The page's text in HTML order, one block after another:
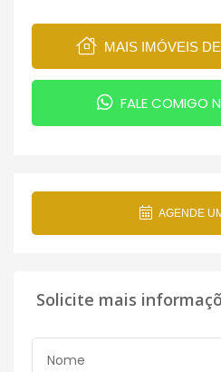
MAIS IMÓVEIS
FALE COMIGO
AGENDE
Solicite mais